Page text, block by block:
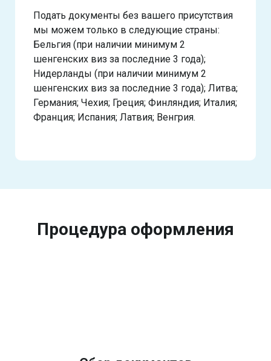
Подать документы без вашего присутствия
мы можем только в следующие страны:
Бельгия (при наличии минимум 2
шенгенских виз за последние 3 года);
Нидерланды (при наличии минимум 2
шенгенских виз за последние 3 года); Литва;
Германия; Чехия; Греция; Финляндия; Италия;
Франция; Испания; Латвия; Венгрия.
Процедура оформления